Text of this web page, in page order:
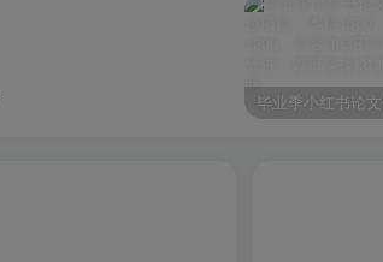
活互转、我的贷款、、理财产品、大额预
全提示、联系我们、意见反馈、关于版本。